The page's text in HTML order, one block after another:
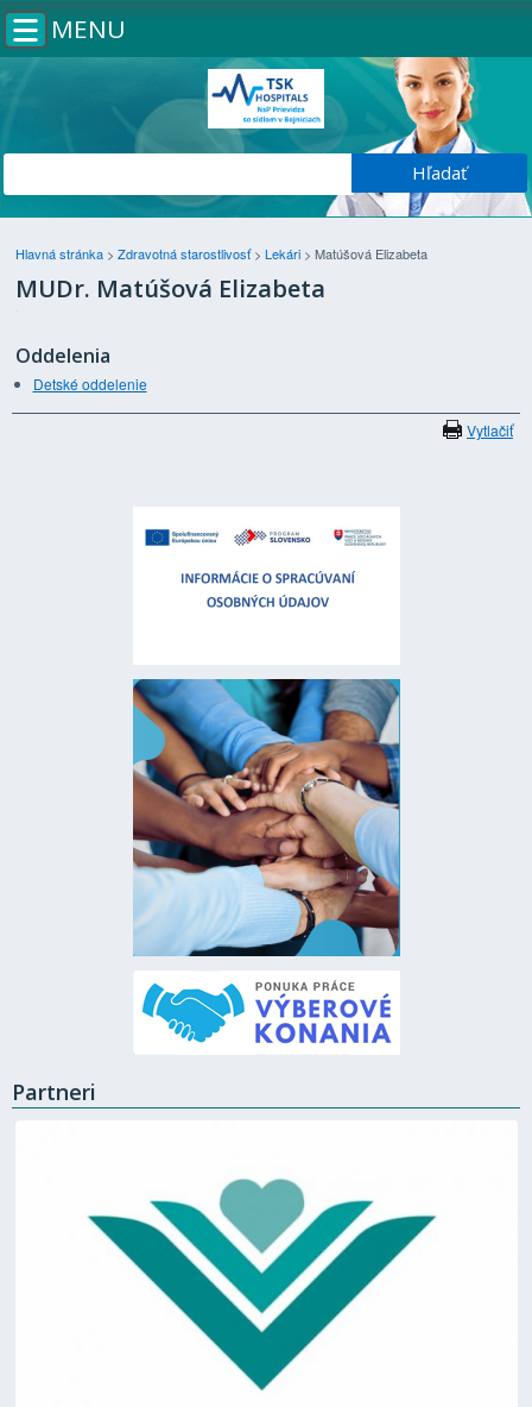
MENU
Hlavná stránka > Zdravotná starostlivosť> Lekári > Matúšová Elizabeta
MUDr. Matúšová Elizabeta
Oddelenia
Detské oddelenie
Vytlačiť
Partneri